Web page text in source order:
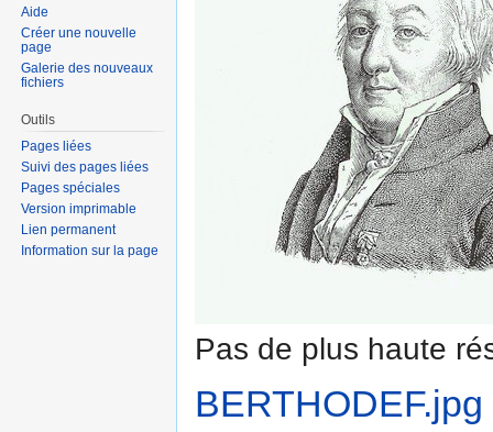
Pas de plus haute
BERTHODEF.jpg
Aide
Créer une nouvelle
page
Galerie des nouveaux
fichiers
Outils
Pages liées
Suivi des pages liées
Pages spéciales
Version imprimable
Lien permanent
Information sur la page